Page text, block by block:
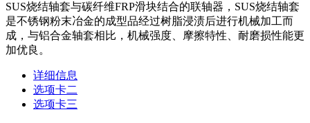
SUS烧结轴套与碳纤维FRP滑块结合的联轴器，SUS烧结轴套
是不锈钢粉末冶金的成型品经过树脂浸渍后进行机械加工而
成，与铝合金轴套相比，机械强度、摩擦特性、耐磨损性能更
加优良。
详细信息
选项卡二
选项卡三